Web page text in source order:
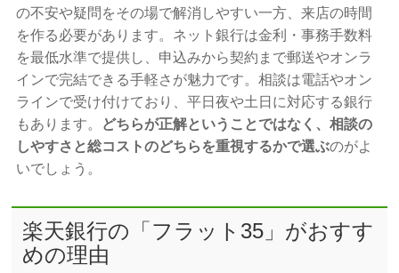
の不安や疑問をその場で解消しやすい一方、来店の時間
を作る必要があります。ネット銀行は金利・事務手数料
を最低水準で提供し、申込みから契約まで郵送やオンラ
インで完結できる手軽さが魅力です。相談は電話やオン
ラインで受け付けており、平日夜や土日に対応する銀行
もあります。 どちらが正解ということではなく、相談の
しやすさと総コストのどちらを重視するかで選ぶのがよ
いでしょう。
楽天銀行の「フラット35」がおすす
めの理由